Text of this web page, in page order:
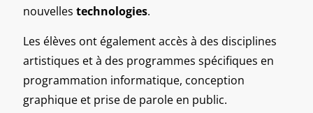
nouvelles technologies.
Les élèves ont également accès à des disciplines
artistiques et à des programmes spécifiques en
programmation informatique, conception
graphique et prise de parole en public.